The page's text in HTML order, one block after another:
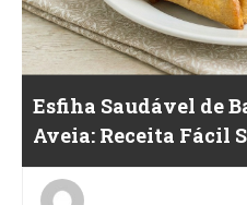
Esfiha Saudável de
Aveia: Receita Fácil